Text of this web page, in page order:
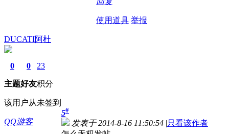
使用道具 举报
DUCATI阿杜
0
主题
0
好友
23
积分
该用户从未签到
QQ游客
5#
发表于 2014-8-16 11:50:54 |只看该作者